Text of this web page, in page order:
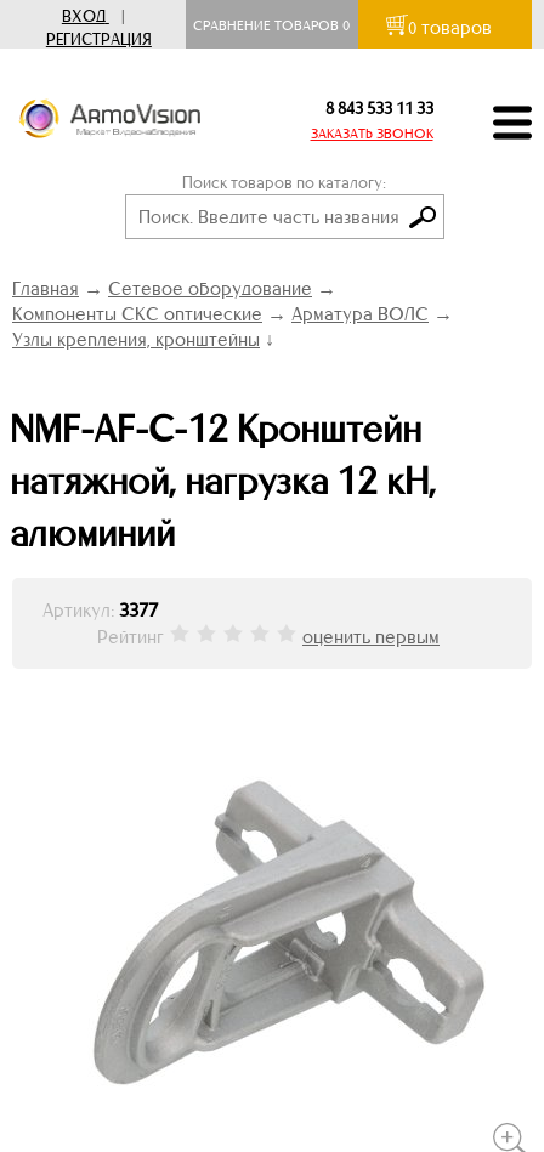
ВХОД
|
РЕГИСТРАЦИЯ
СРАВНЕНИЕ ТОВАРОВ0 0 товаров
8 843 533 11 33
ЗАКАЗАТЬ ЗВОНОК
Поиск товаров по каталогу:
Главная → Сетевое оборудование →
Компоненты СКС оптические → Арматура ВОЛС →
Узлы крепления, кронштейны ↓
NMF-AF-C-12 Кронштейн
натяжной, нагрузка 12 кН,
алюминий
Артикул: 3377
Рейтинг
оценить первым